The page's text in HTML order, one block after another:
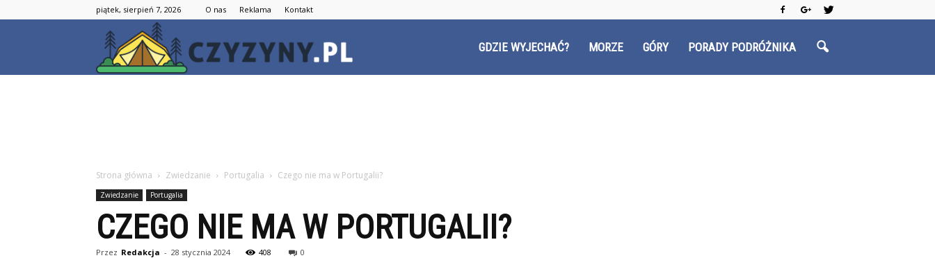
piątek, sierpień 7, 2026 O nas Reklama Kontakt
GDZIE WYJECHAĆ? MORZE GÓRY PORADY PODRÓŻNIKA
Strona główna Zwiedzanie Portugalia Czego nie ma w Portugalii?
Zwiedzanie Portugalia
CZEGO NIE MA W PORTUGALII?
Przez Redakcja - 28 stycznia 2024 408 0